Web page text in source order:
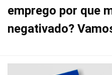
emprego por que
negativado?